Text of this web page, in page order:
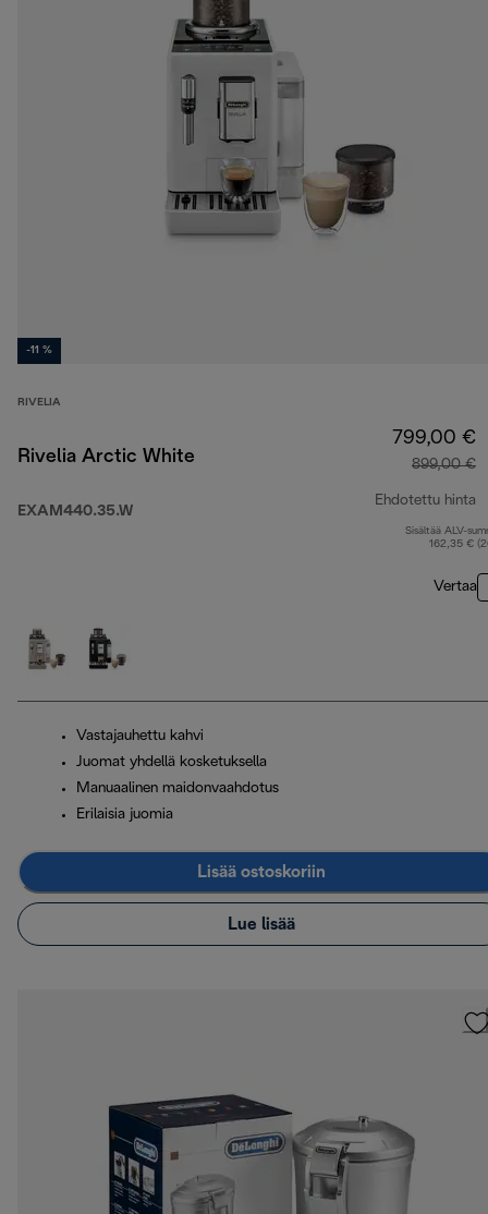
-11 %
RIVELIA
Rivelia Arctic White
EXAM440.35.W
799,00 €
899,00 €
Ehdotettu hinta
Sisältää ALV-
162,35 €
Vertaa
Vastajauhettu kahvi
Juomat yhdellä kosketuksella
Manuaalinen maidonvaahdotus
Erilaisia juomia
Lisää ostoskoriin
Lue lisää